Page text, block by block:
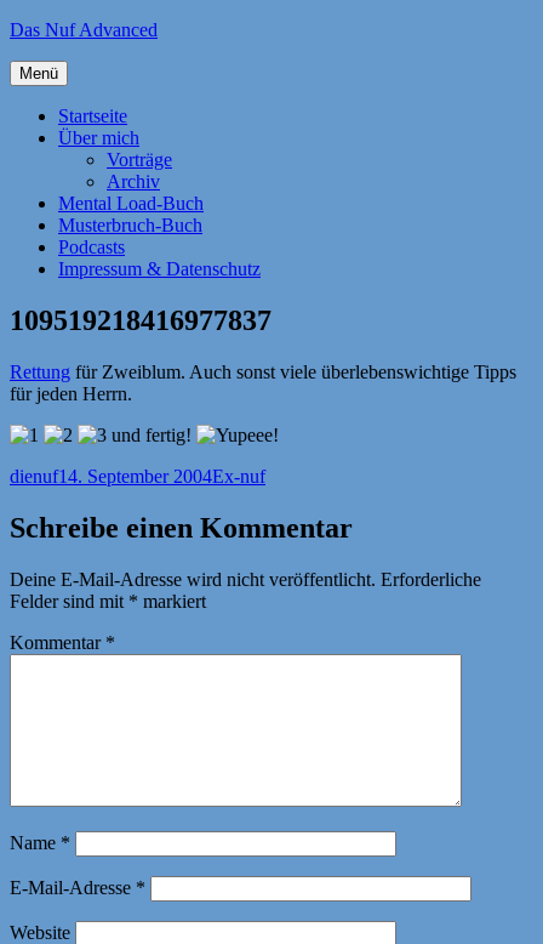
Zum
springen
Das Nuf Advanced
Menü
Startseite
Über mich
Vorträge
Archiv
Mental Load-Buch
Musterbruch-Buch
Podcasts
Impressum & Datenschutz
109519218416977837
Rettung für Zweiblum. Auch sonst viele überlebenswichtige Tipps
für jeden Herrn.
Autor
dienufVeröffentlicht
14. September 2004Kategorien
Ex-nuf
Schreibe einen Kommentar
Deine E-Mail-Adresse wird nicht veröffentlicht. Erforderliche
Felder sind mit * markiert
Kommentar *
Name *
E-Mail-Adresse *
Website